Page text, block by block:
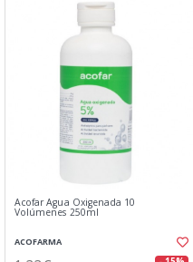
Acofar Agua Oxigenada 10
Volúmenes 250ml
ACOFARMA